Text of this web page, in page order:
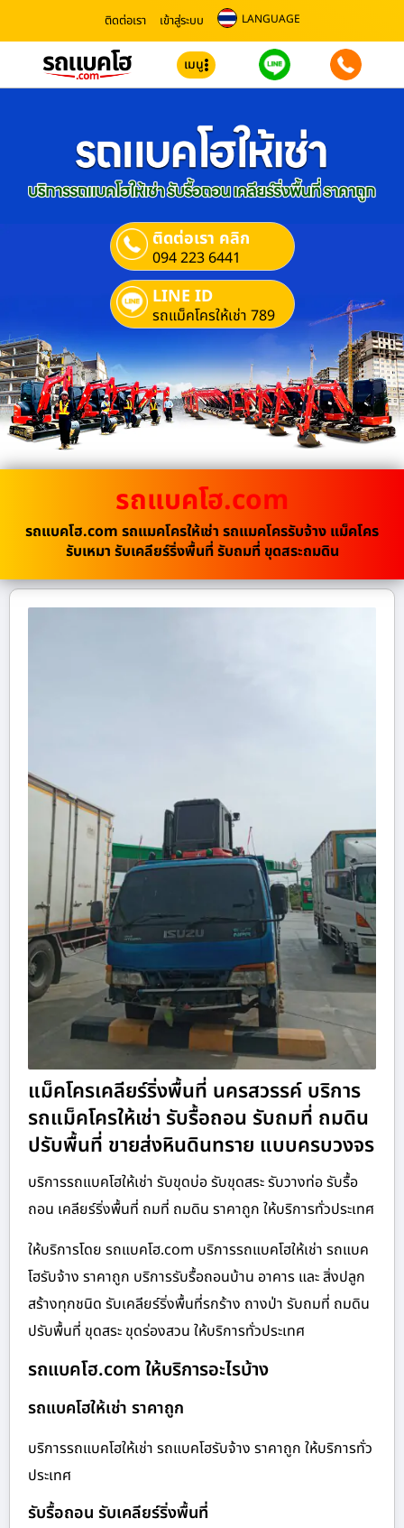
ติดต่อเรา เข้าสู่ระบบ LANGUAGE
เมนู
ติดต่อเรา คลิก
094 223 6441
LINE ID
รถแม็คโครให้เช่า 789
รถแบคโฮ.com
รถแบคโฮ.com รถแมคโครให้เช่า รถแมคโครรับจ้าง แม็คโคร
รับเหมา รับเคลียร์ริ่งพื้นที่ รับถมที่ ขุดสระถมดิน
แม็คโครเคลียร์ริ่งพื้นที่ นครสวรรค์ บริการ
รถแม็คโครให้เช่า รับรื้อถอน รับถมที่ ถมดิน
ปรับพื้นที่ ขายส่งหินดินทราย แบบครบวงจร
บริการรถแบคโฮให้เช่า รับขุดบ่อ รับขุดสระ รับวางท่อ รับรื้อ
ถอน เคลียร์ริ่งพื้นที่ ถมที่ ถมดิน ราคาถูก ให้บริการทั่วประเทศ
ให้บริการโดย รถแบคโฮ.com บริการรถแบคโฮให้เช่า รถแบค
โฮรับจ้าง ราคาถูก บริการรับรื้อถอนบ้าน อาคาร และ สิ่งปลูก
สร้างทุกชนิด รับเคลียร์ริ่งพื้นที่รกร้าง ถางป่า รับถมที่ ถมดิน
ปรับพื้นที่ ขุดสระ ขุดร่องสวน ให้บริการทั่วประเทศ
รถแบคโฮ.com ให้บริการอะไรบ้าง
รถแบคโฮให้เช่า ราคาถูก
บริการรถแบคโฮให้เช่า รถแบคโฮรับจ้าง ราคาถูก ให้บริการทั่ว
ประเทศ
รับรื้อถอน รับเคลียร์ริ่งพื้นที่